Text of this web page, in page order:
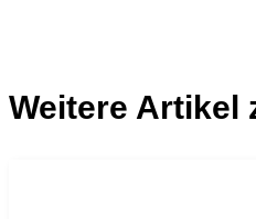
Weitere Artikel